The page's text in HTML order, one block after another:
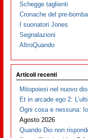
Schegge taglienti
Cronache del pre-bomba
I suonatori Jones
Segnalazioni
AltroQuando
Articoli recenti
Mitopoiesi nel nuovo
Et in arcade ego 2:
Ogni cosa e nessuna:
Agosto 2026
Quando Dio non